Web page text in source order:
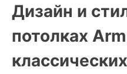
Дизайн и
потолках